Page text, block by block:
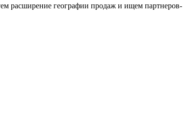
расширение географии продаж и ищем партнеров-